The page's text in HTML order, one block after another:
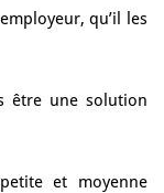
qu’il les
être une solution
et moyenne